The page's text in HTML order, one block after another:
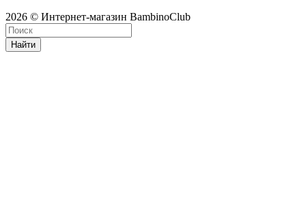
2026 © Интернет-магазин BambinoClub
Найти